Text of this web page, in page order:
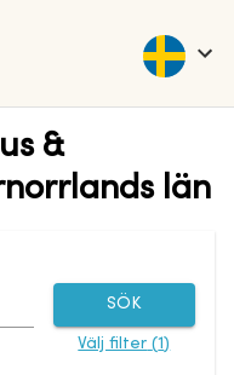
&
län
SÖK
Välj filter (1)